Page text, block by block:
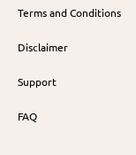
Terms and Conditions
Disclaimer
Support
FAQ